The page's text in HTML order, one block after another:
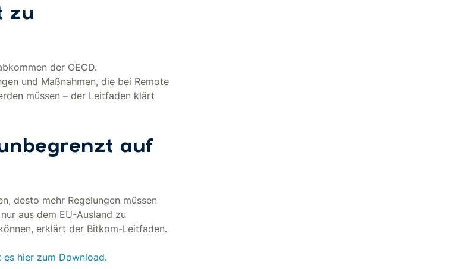
zu
der OECD.
und Maßnahmen, die bei Remote
müssen – der Leitfaden klärt
auf
desto mehr Regelungen müssen
aus dem EU-Ausland zu
erklärt der Bitkom-Leitfaden.
es hier zum Download.